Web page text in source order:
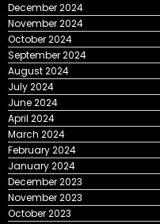
December 2024
November 2024
October 2024
September 2024
August 2024
July 2024
June 2024
April 2024
March 2024
February 2024
January 2024
December 2023
November 2023
October 2023